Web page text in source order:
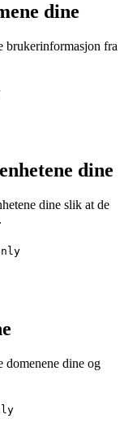
dine
brukerinformasjon fra
dine
dine slik at de
domenene dine og